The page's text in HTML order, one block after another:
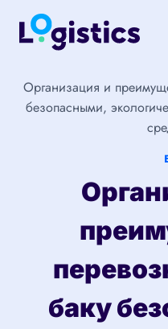
Перейти
Организация и
безопасными,
баку